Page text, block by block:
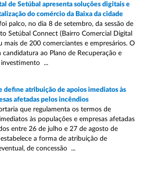
de Setúbal apresenta soluções digitais e
do comércio da Baixa da cidade
palco, no dia 8 de setembro, da sessão de
Setúbal Connect (Bairro Comercial Digital
mais de 200 comerciantes e empresários. O
ao Plano de Recuperação e
investimento ...
define atribuição de apoios imediatos às
afetadas pelos incêndios
que regulamenta os termos de
às populações e empresas afetadas
entre 26 de julho e 27 de agosto de
a forma de atribuição de
de concessão ...